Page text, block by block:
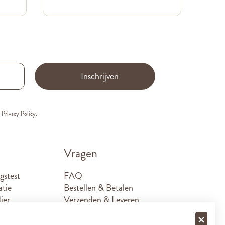
Inschrijven
Privacy Policy.
Vragen
FAQ
Bestellen & Betalen
Verzenden & Leveren